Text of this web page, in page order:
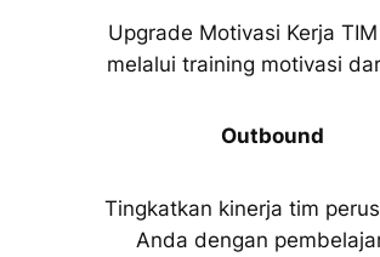
Upgrade Motivasi Kerja
melalui training motivasi
Outbound
Tingkatkan kinerja tim
Anda dengan